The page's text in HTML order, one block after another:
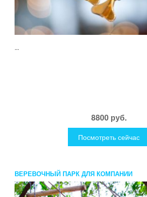
...
8800 руб.
Посмотреть сейчас
ВЕРЕВОЧНЫЙ ПАРК ДЛЯ КОМПАНИИ